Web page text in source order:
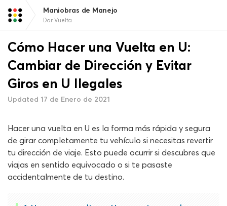
Maniobras de Manejo
Dar Vuelta
Cómo Hacer una Vuelta en U:
Cambiar de Dirección y Evitar
Giros en U Ilegales
Updated 17 de Enero de 2021
Hacer una vuelta en U es la forma más rápida y segura
de girar completamente tu vehículo si necesitas revertir
tu dirección de viaje. Esto puede ocurrir si descubres que
viajas en sentido equivocado o si te pasaste
accidentalmente de tu destino.